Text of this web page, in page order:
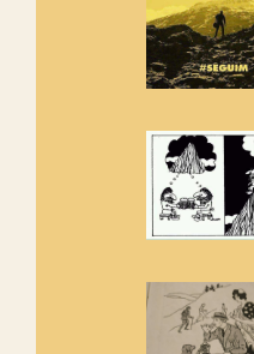
Rebem un
Amics de
Els
de l'entorn